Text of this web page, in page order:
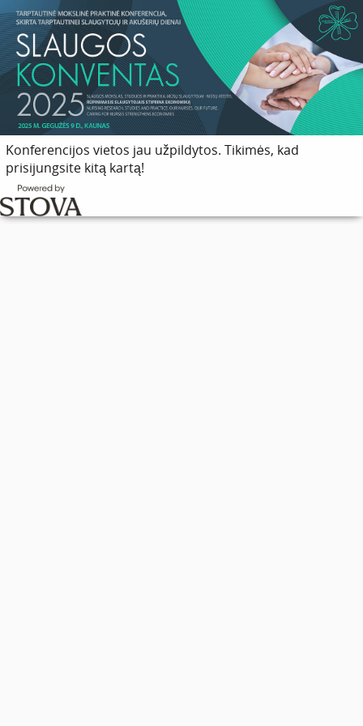
Konferencijos vietos jau užpildytos. Tikimės, kad
prisijungsite kitą kartą!